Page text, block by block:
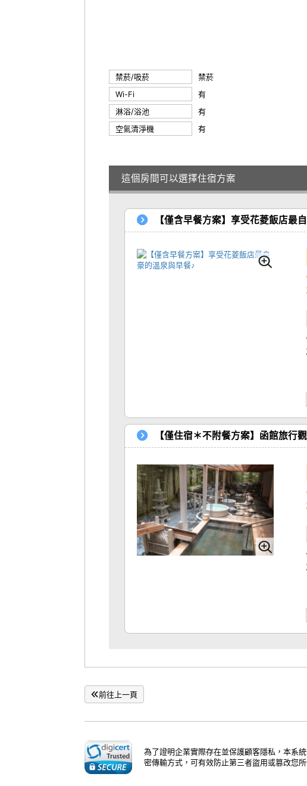
禁菸/吸菸 禁菸
Wi-Fi 有
淋浴/浴池
有
空氣清淨機
有
這個房間可以選擇住宿方案
【僅含早餐方案】享受花菱飯店最
【僅住宿＊不附餐方案】函館旅行
前往上一頁
為了證明企業實際存在並保護顧客隱私，本系
密傳輸方式，可有效防止第三者盜用或篡改您